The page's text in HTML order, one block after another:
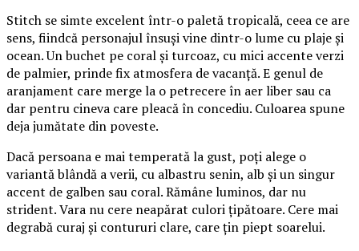
Stitch se simte excelent într-o paletă tropicală, ceea ce are
sens, fiindcă personajul însuși vine dintr-o lume cu plaje și
ocean. Un buchet pe coral și turcoaz, cu mici accente verzi
de palmier, prinde fix atmosfera de vacanță. E genul de
aranjament care merge la o petrecere în aer liber sau ca
dar pentru cineva care pleacă în concediu. Culoarea spune
deja jumătate din poveste.
Dacă persoana e mai temperată la gust, poți alege o
variantă blândă a verii, cu albastru senin, alb și un singur
accent de galben sau coral. Rămâne luminos, dar nu
strident. Vara nu cere neapărat culori țipătoare. Cere mai
degrabă curaj și contururi clare, care țin piept soarelui.